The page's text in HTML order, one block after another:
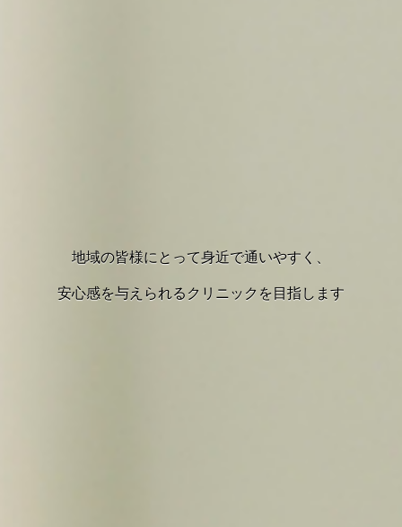
地域の皆様にとって身近で通いやすく、
安心感を与えられるクリニックを目指します